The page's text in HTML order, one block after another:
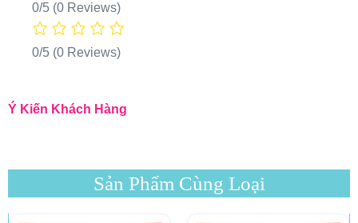
0/5 (0 Reviews)
0/5 (0 Reviews)
Ý Kiến Khách Hàng
Sản Phẩm Cùng Loại